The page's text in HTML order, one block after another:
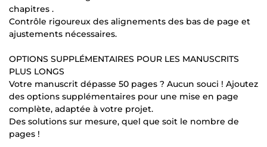
chapitres .
Contrôle rigoureux des alignements des bas de page et
ajustements nécessaires.
OPTIONS SUPPLÉMENTAIRES POUR LES MANUSCRITS
PLUS LONGS
Votre manuscrit dépasse 50 pages ? Aucun souci ! Ajoutez
des options supplémentaires pour une mise en page
complète, adaptée à votre projet.
Des solutions sur mesure, quel que soit le nombre de
pages !